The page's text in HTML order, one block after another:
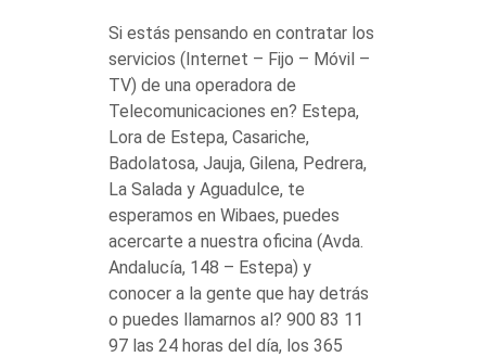
Si estás pensando en contratar los
servicios (Internet – Fijo – Móvil –
TV) de una operadora de
Telecomunicaciones en? Estepa,
Lora de Estepa, Casariche,
Badolatosa, Jauja, Gilena, Pedrera,
La Salada y Aguadulce, te
esperamos en Wibaes, puedes
acercarte a nuestra oficina (Avda.
Andalucía, 148 – Estepa) y
conocer a la gente que hay detrás
o puedes llamarnos al? 900 83 11
97 las 24 horas del día, los 365